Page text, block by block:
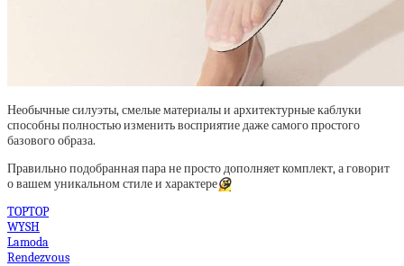
Необычные силуэты, смелые материалы и архитектурные каблуки
способны полностью изменить восприятие даже самого простого
базового образа.
Правильно подобранная пара не просто дополняет комплект, а говорит
о вашем уникальном стиле и характере😘
TOPTOP
WYSH
Lamoda
Rendezvous